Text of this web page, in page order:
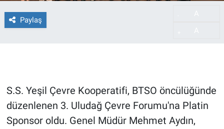
Paylaş
S.S. Yeşil Çevre Kooperatifi, BTSO öncülüğünde
düzenlenen 3. Uludağ Çevre Forumu'na Platin
Sponsor oldu. Genel Müdür Mehmet Aydın,